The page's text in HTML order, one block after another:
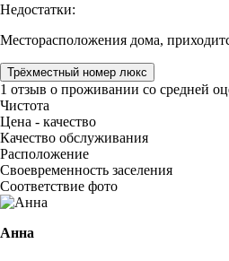
Недостатки:
Месторасположения дома,
Трёхместный номер люкс
1 отзыв о проживании со средней
Чистота
Цена - качество
Качество обслуживания
Расположение
Своевременность заселения
Соответствие фото
Анна